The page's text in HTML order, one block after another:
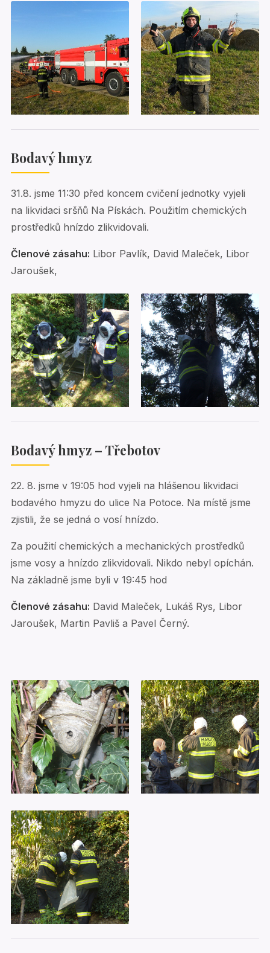
Bodavý hmyz
31.8. jsme 11:30 před koncem cvičení jednotky vyjeli
na likvidaci sršňů Na Pískách. Použitím chemických
prostředků hnízdo zlikvidovali.
Členové zásahu: Libor Pavlík, David Maleček, Libor
Jaroušek,
Bodavý hmyz – Třebotov
22. 8. jsme v 19:05 hod vyjeli na hlášenou likvidaci
bodavého hmyzu do ulice Na Potoce. Na místě jsme
zjistili, že se jedná o vosí hnízdo.
Za použití chemických a mechanických prostředků
jsme vosy a hnízdo zlikvidovali. Nikdo nebyl opíchán.
Na základně jsme byli v 19:45 hod
Členové zásahu: David Maleček, Lukáš Rys, Libor
Jaroušek, Martin Pavliš a Pavel Černý.